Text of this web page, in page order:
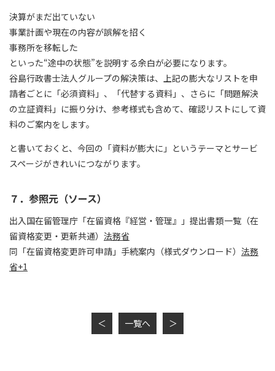
決算がまだ出ていない
事業計画や現在の内容が誤解を招く
事務所を移転した
といった“途中の状態”を説明する余白が必要になります。
谷島行政書士法人グループの解決策は、上記の膨大なリストを申
請者ごとに「必須資料」、「代替する資料」、さらに「問題解決
の立証資料」に振り分け、参考様式も含めて、確認リストにして資
料のご案内をします。
と書いておくと、今回の「資料が膨大に」というテーマとサービ
スページがきれいにつながります。
７．参照元（ソース）
出入国在留管理庁「在留資格『経営・管理』」提出書類一覧（在
留資格変更・更新共通） 法務省
同「在留資格変更許可申請」手続案内（様式ダウンロード） 法務
省+1
＜ 一覧へ ＞